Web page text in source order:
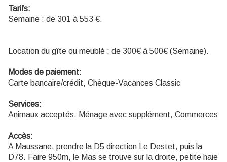
Tarifs:
Semaine : de 301 à 553 €.
Location du gîte ou meublé : de 300€ à 500€ (Semaine).
Modes de paiement:
Carte bancaire/crédit, Chèque-Vacances Classic
Services:
Animaux acceptés, Ménage avec supplément, Commerces
Accès:
A Maussane, prendre la D5 direction Le Destet, puis la
D78. Faire 950m, le Mas se trouve sur la droite, petite haie